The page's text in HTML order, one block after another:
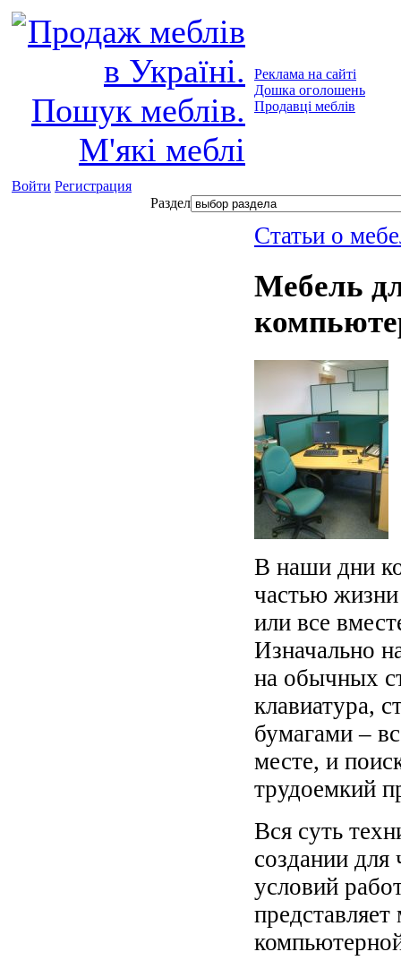
Реклама на сайті
Дошка оголошень
Продавці меблів
Войти Регистрация
Раздел
Статьи о
Мебель
В наши дни
частью
или все
Изначально
на обычных
клавиатура,
бумагами –
месте, и
трудоемкий
Вся суть
создании
условий